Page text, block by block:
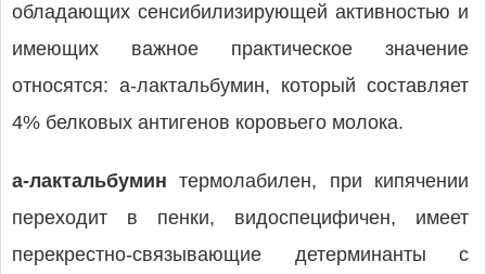
обладающих сенсибилизирующей активностью и
имеющих важное практическое значение
относятся: a-лактальбумин, который составляет
4% белковых антигенов коровьего молока.
a-лактальбумин термолабилен, при кипячении
переходит в пенки, видоспецифичен, имеет
перекрестно-связывающие детерминанты с